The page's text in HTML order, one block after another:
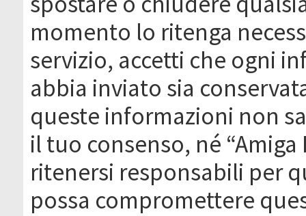
momento lo ritenga
servizio, accetti che ogni
abbia inviato sia
queste informazioni non
il tuo consenso, né
ritenersi responsabili per
possa compromettere